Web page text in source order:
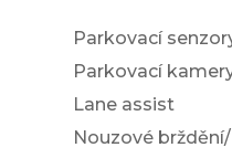
Parkovací
Parkovací
Lane assist
Nouzové